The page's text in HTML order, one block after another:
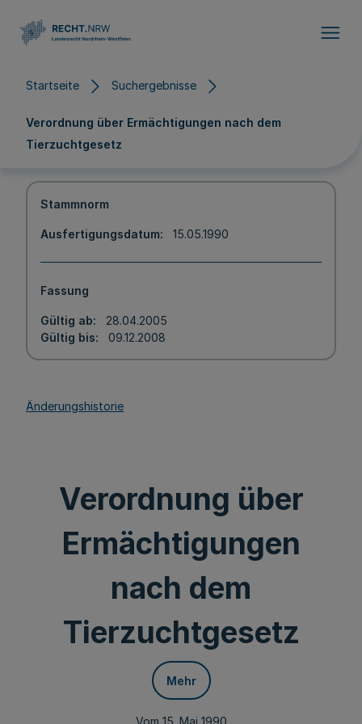
Startseite Suchergebnisse
Verordnung über Ermächtigungen nach dem
Tierzuchtgesetz
Stammnorm
Ausfertigungsdatum 15.05.1990
Fassung
Gültig ab
28.04.2005
Gültig bis
09.12.2008
Änderungshistorie
Verordnung über
Ermächtigungen
nach dem
Tierzuchtgesetz
Mehr
Vom 15. Mai 1990